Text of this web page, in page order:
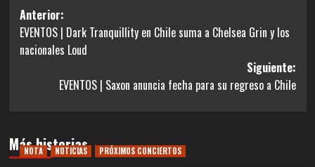
Navegación
de
entradas
Anterior:
EVENTOS | Dark Tranquillity en Chile suma a Chelsea Grin y los
nacionales Loud
Siguiente:
EVENTOS | Saxon anuncia fecha para su regreso a Chile
Más historias
NOTA NOTICIAS PRÓXIMOS CONCIERTOS